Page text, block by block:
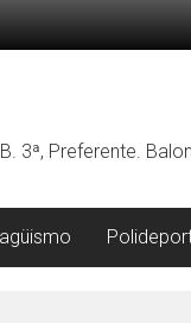
3ª, Preferente.